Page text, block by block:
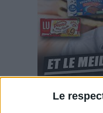
Le
Savane, LU,